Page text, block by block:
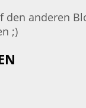
den anderen
;)